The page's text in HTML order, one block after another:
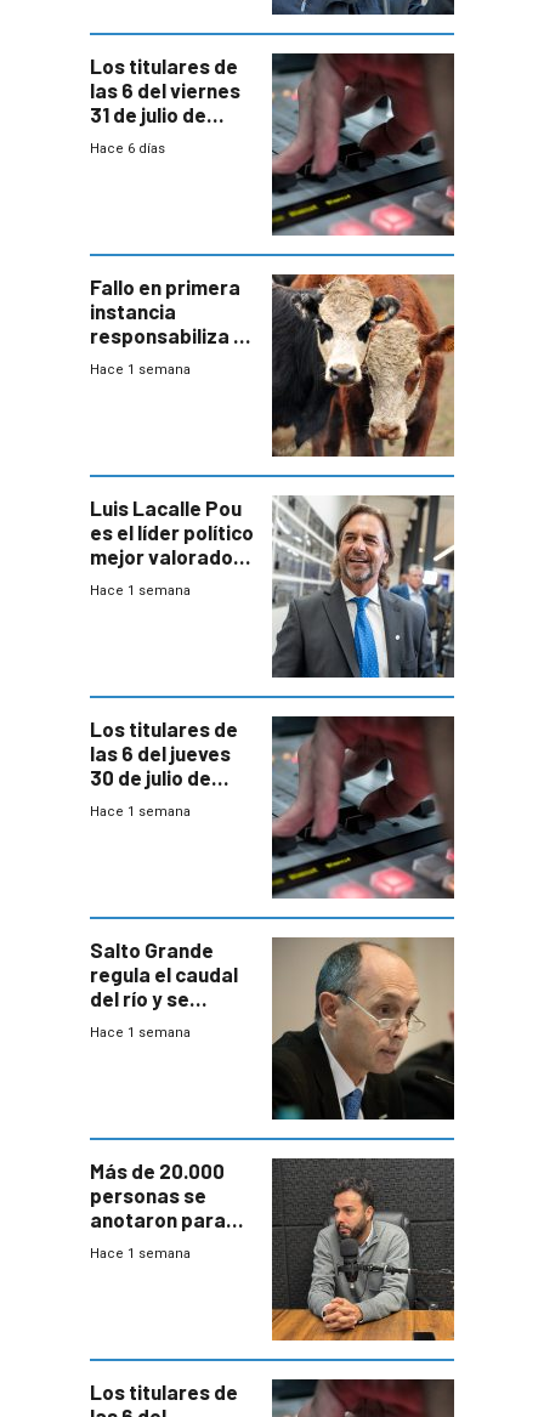
Los titulares de
las 6 del viernes
31 de julio de
2026
Hace 6 días
Fallo en primera
instancia
responsabiliza al
Estado por falta
Hace 1 semana
Luis Lacalle Pou
es el líder político
mejor valorado
del país, según
Hace 1 semana
Los titulares de
las 6 del jueves
30 de julio de
2026
Hace 1 semana
Salto Grande
regula el caudal
del río y se
prepara para un
Hace 1 semana
Más de 20.000
personas se
anotaron para
las pruebas
Hace 1 semana
Los titulares de